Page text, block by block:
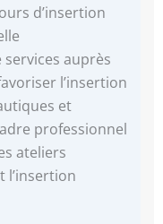
d’insertion
auprès
l’insertion
et
professionnel
ateliers
l’insertion